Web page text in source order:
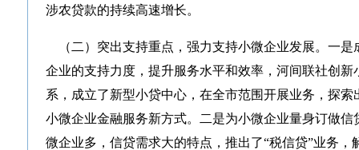
涉农贷款的持续高速增长。
（二）突出支持重点，强力支持小微企业发展。一是
企业的支持力度，提升服务水平和效率，河间联社创
系，成立了新型小贷中心，在全市范围开展业务，探
小微企业金融服务新方式。二是为小微企业量身订做
微企业多，信贷需求大的特点，推出了“税信贷”业务